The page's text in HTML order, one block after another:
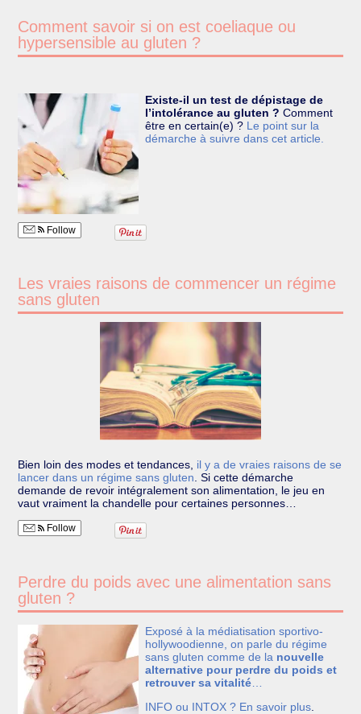
Comment savoir si on est coeliaque ou
hypersensible au gluten ?
Existe-il un test de dépistage de
l’intolérance au gluten ? Comment
être en certain(e) ?Le point sur la
démarche à suivre dans cet article.
Follow
Les vraies raisons de commencer un régime
sans gluten
Bien loin des modes et tendances, il y a de vraies raisons de se
lancer dans un régime sans gluten Si cette démarche
demande de revoir intégralement son alimentation, le jeu en
vaut vraiment la chandelle pour certaines personnes…
Follow
Perdre du poids avec une alimentation sans
gluten ?
Exposé à la médiatisation sportivo-
hollywoodienne, on parle du régime
sans gluten comme de la nouvelle
alternative pour perdre du poids et
retrouver sa vitalité…
INFO ou INTOX ? En savoir plus.